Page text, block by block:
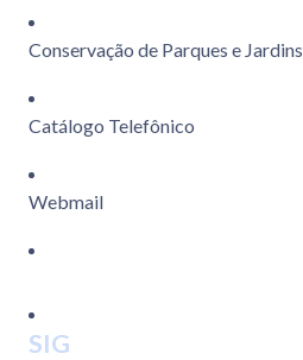
Conservação de Parques e Jardins
Catálogo Telefônico
Webmail
SIG